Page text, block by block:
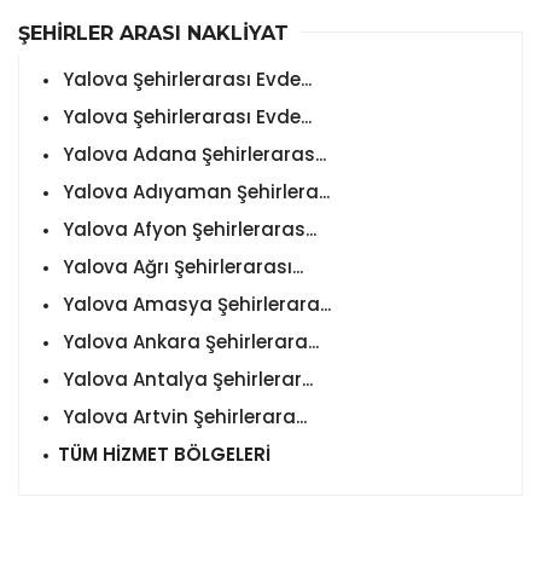
ŞEHİRLER ARASI NAKLİYAT
Yalova Şehirlerarası Evde...
Yalova Şehirlerarası Evde...
Yalova Adana Şehirleraras...
Yalova Adıyaman Şehirlera...
Yalova Afyon Şehirleraras...
Yalova Ağrı Şehirlerarası...
Yalova Amasya Şehirlerara...
Yalova Ankara Şehirlerara...
Yalova Antalya Şehirlerar...
Yalova Artvin Şehirlerara...
TÜM HİZMET BÖLGELERİ